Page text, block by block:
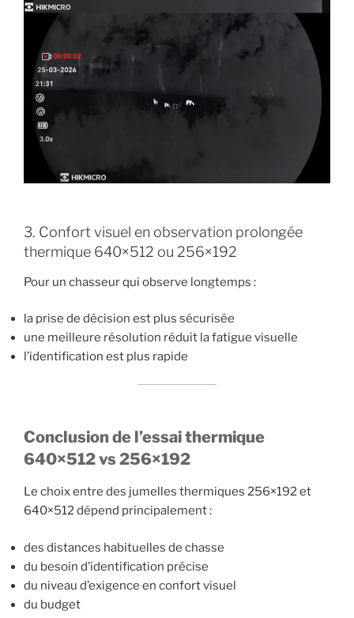
3. Confort visuel en observation prolongée
thermique 640×512 ou 256×192
Pour un chasseur qui observe longtemps :
la prise de décision est plus sécurisée
une meilleure résolution réduit la fatigue visuelle
l’identification est plus rapide
Conclusion de l’essaithermique
640×512 vs 256×192
Le choix entre des jumelles thermiques 256×192 et
640×512 dépend principalement :
des distances habituelles de chasse
du besoin d’identification précise
du niveau d’exigence en confort visuel
du budget